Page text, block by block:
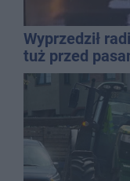
Wyprzedził
tuż przed